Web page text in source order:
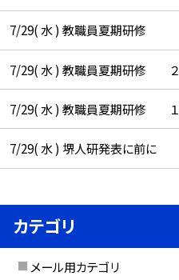
7/29( 水 ) 教職員夏期研修
7/29( 水 ) 教職員夏期研修 ２
7/29( 水 ) 教職員夏期研修 １
7/29( 水 ) 堺人研発表に前に
カテゴリ
メール用カテゴリ